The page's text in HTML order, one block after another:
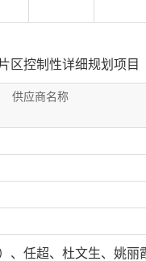
区控制性详细规划项目
供应商名称
、任超、杜文生、姚丽